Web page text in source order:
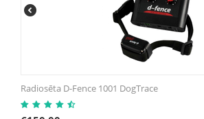
Radiosēta D-Fence 1001 DogTrace